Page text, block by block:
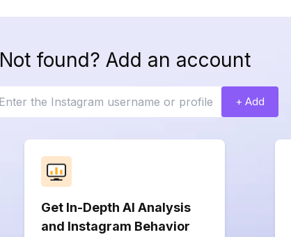
Not found? Add an account
+ Add
Get In-Depth AI Analysis
and Instagram Behavior